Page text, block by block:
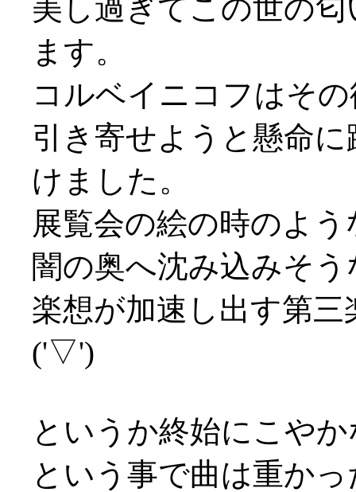
美し過ぎてこの世の
ます。
コルベイニコフはそ
引き寄せようと懸命
けました。
展覧会の絵の時のよ
闇の奥へ沈み込みそ
楽想が加速し出す第
('▽')
というか終始にこや
という事で曲は重か